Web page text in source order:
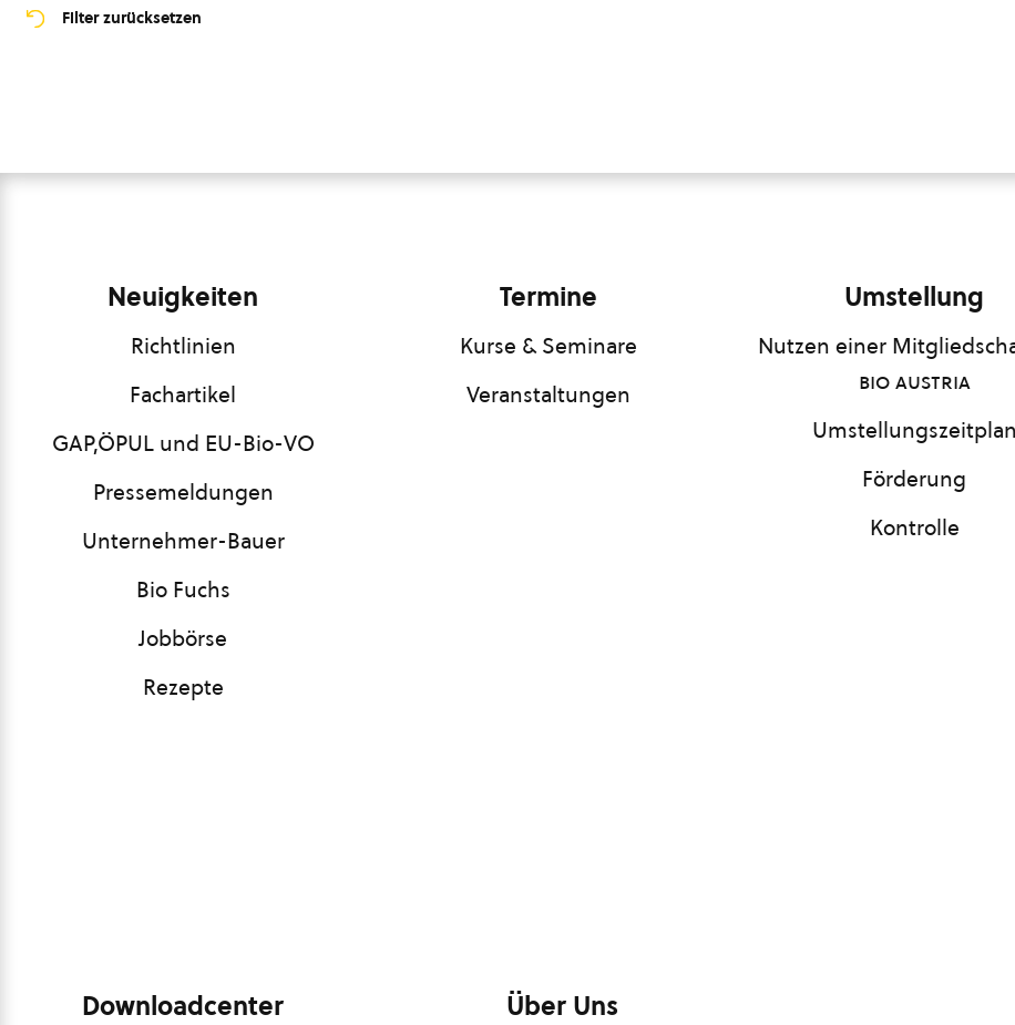
Filter zurücksetzen
Neuigkeiten
Richtlinien
Fachartikel
GAP,ÖPUL und EU-Bio-VO
Pressemeldungen
Unternehmer-Bauer
Bio Fuchs
Jobbörse
Rezepte
Termine
Kurse & Seminare
Veranstaltungen
Umstellung
Nutzen einer
bio austria
Umstellungszeitplan
Förderung
Kontrolle
Downloadcenter Über Uns